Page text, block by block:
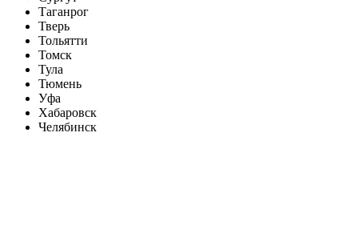
Таганрог
Тверь
Тольятти
Томск
Тула
Тюмень
Уфа
Хабаровск
Челябинск